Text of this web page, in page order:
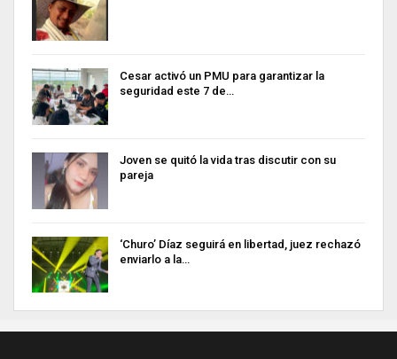
Cesar activó un PMU para garantizar la
seguridad este 7 de…
Joven se quitó la vida tras discutir con su
pareja
‘Churo’ Díaz seguirá en libertad, juez rechazó
enviarlo a la…